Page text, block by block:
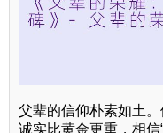
父辈的信仰朴素如土
诚实比黄金更重，相信